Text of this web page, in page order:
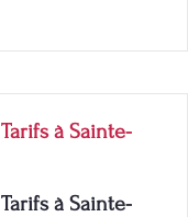
à Sainte-
à Sainte-